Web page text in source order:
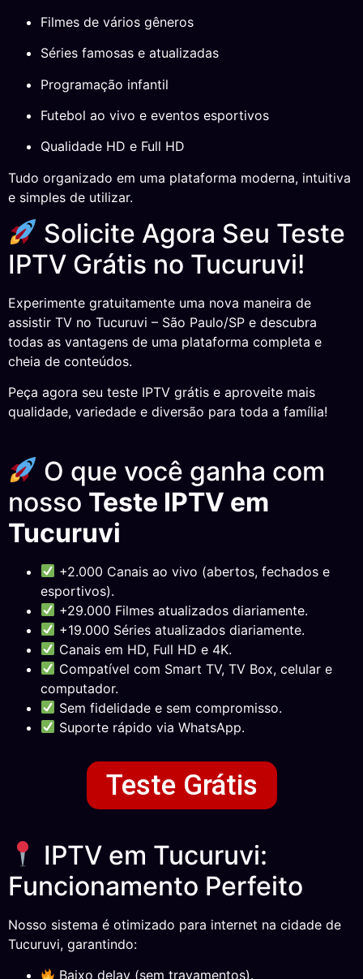
Filmes de vários gêneros
Séries famosas e atualizadas
Programação infantil
Futebol ao vivo e eventos esportivos
Qualidade HD e Full HD
Tudo organizado em uma plataforma moderna, intuitiva
e simples de utilizar.
Solicite Agora Seu Teste
IPTV Grátis no Tucuruvi!
Experimente gratuitamente uma nova maneira de
assistir TV no Tucuruvi – São Paulo/SP e descubra
todas as vantagens de uma plataforma completa e
cheia de conteúdos.
Peça agora seu teste IPTV grátis e aproveite mais
qualidade, variedade e diversão para toda a família!
O que você ganha com
nosso Teste IPTV em
Tucuruvi
+2.000 Canais ao vivo (abertos, fechados e
esportivos).
+29.000 Filmes atualizados diariamente.
+19.000 Séries atualizados diariamente.
Canais em HD, Full HD e 4K.
Compatível com Smart TV, TV Box, celular e
computador.
Sem fidelidade e sem compromisso.
Suporte rápido via WhatsApp.
Teste Grátis
IPTV em Tucuruvi:
Funcionamento Perfeito
Nosso sistema é otimizado para internet na cidade de
Tucuruvi, garantindo:
Baixo delay (sem travamentos).